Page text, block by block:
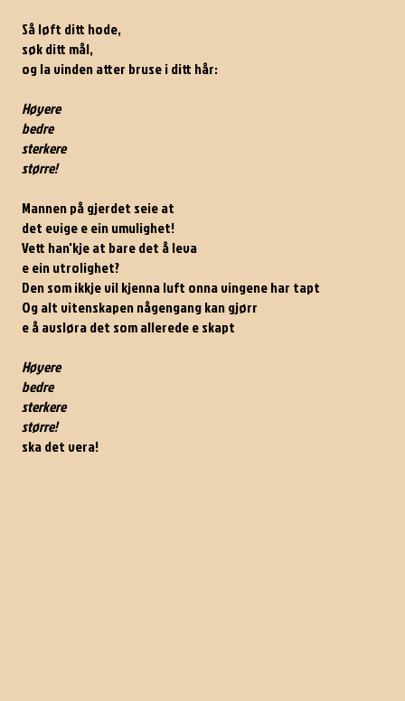
Så løft ditt hode,
søk ditt mål,
og la vinden atter bruse i ditt hår:
Høyere
bedre
sterkere
større!
Mannen på gjerdet seie at
det evige e ein umulighet!
Vett han'kje at bare det å leva
e ein utrolighet?
Den som ikkje vil kjenna luft onna vingene har tapt
Og alt vitenskapen någengang kan gjørr
e å avsløra det som allerede e skapt
Høyere
bedre
sterkere
større!
ska det vera!